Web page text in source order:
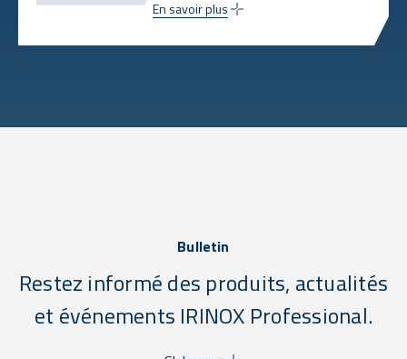
En savoir plus
Bulletin
Restez informé des produits, actualités
et événements IRINOX Professional.